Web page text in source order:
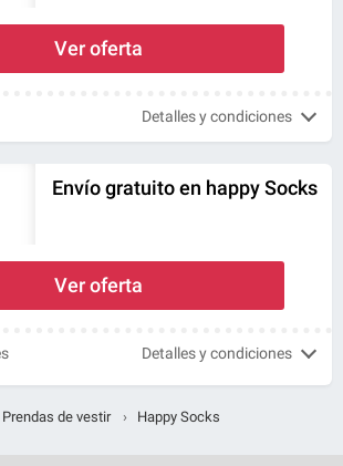
Ver oferta
Detalles y condiciones
Envío gratuito en happy Socks
Ver oferta
Detalles y condiciones
Prendas de vestir › Happy Socks